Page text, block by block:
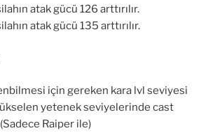
atak gücü 126 arttırılır.
atak gücü 135 arttırılır.
için gereken kara lvl seviyesi
yetenek seviyelerinde cast
Raiper ile)